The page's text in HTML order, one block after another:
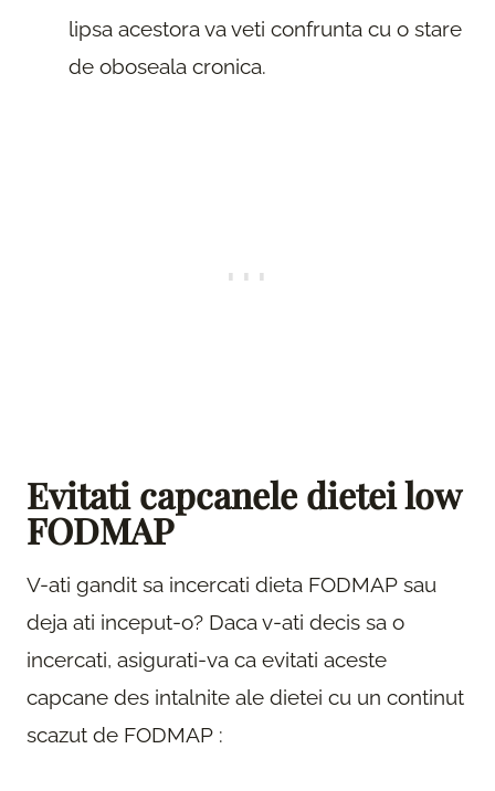
lipsa acestora va veti confrunta cu o stare
de oboseala cronica.
Evitati capcanele dietei low
FODMAP
V-ati gandit sa incercati dieta FODMAP sau
deja ati inceput-o? Daca v-ati decis sa o
incercati, asigurati-va ca evitati aceste
capcane des intalnite ale dietei cu un continut
scazut de FODMAP :